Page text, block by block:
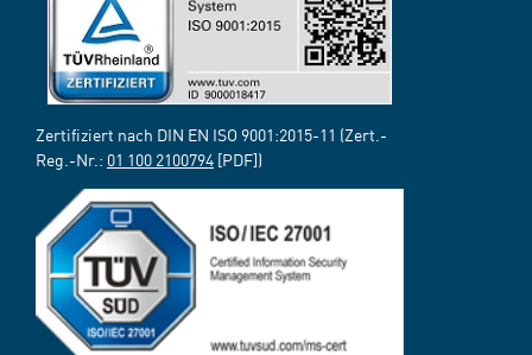
Zertifiziert nach DIN EN ISO 9001:2015-11 (Zert.-
Reg.-Nr.: 01 100 2100794 [PDF])